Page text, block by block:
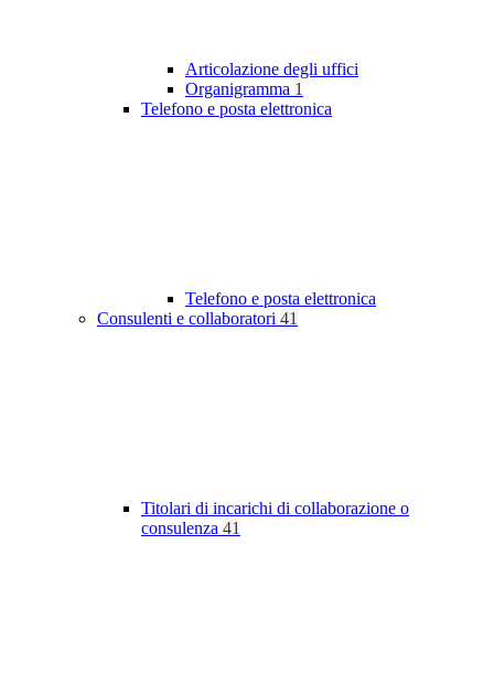
Articolazione degli uffici
Organigramma 1
Telefono e posta elettronica
Telefono e posta elettronica
Consulenti e collaboratori 41
Titolari di incarichi di collaborazione o
consulenza 41